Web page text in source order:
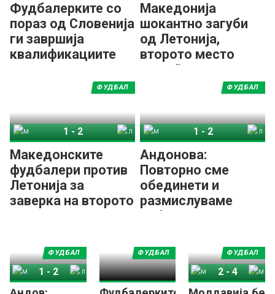
Фудбалерките со
пораз од Словенија
ги завршија
квалификациите
Македонија
шокантно загуби
од Летонија,
второто место
„виси“ во воздух
Македонските
фудбалери против
Летонија за
заверка на второто
ФУДБАЛ
1-2
Андонова:
Повторно сме
обединети и
размислуваме
победнички
ФУДБАЛ
1-2
ФУДБАЛ
Македонија
1 - 2
ФУДБАЛ ФУДБАЛ
Молдавија
2- 4
Македонија